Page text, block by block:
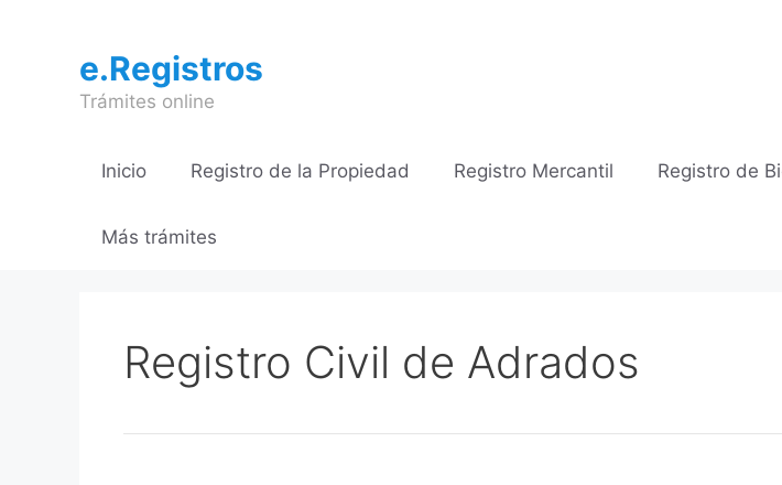
contenidoe.Registros
Trámites online
Inicio Registro de la Propiedad Registro Mercantil Registro de
Más trámites
Registro Civil de Adrados